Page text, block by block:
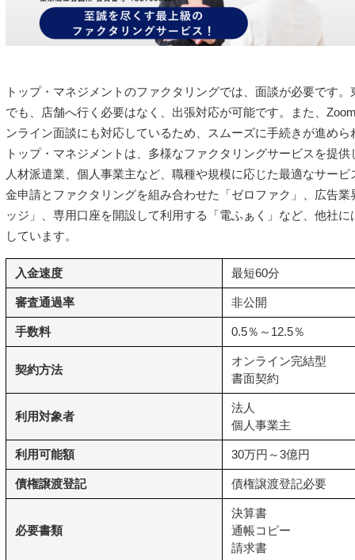
トップ・マネジメントのファクタリングでは、面談が必要です
でも、店舗へ行く必要はなく、出張対応が可能です。また、
ンライン面談にも対応しているため、スムーズに手続きが進めら
トップ・マネジメントは、多様なファクタリングサービスを提
人材派遣業、個人事業主など、職種や規模に応じた最適なサー
金申請とファクタリングを組み合わせた「ゼロファク」、広告
ッジ」、専用口座を開設して利用する「電ふぁく」など、他社
しています。
入金速度 最短60分
審査通過率 非公開
手数料 0.5％～12.5％
契約方法
オンライン完結型
書面契約
利用対象者
法人
個人事業主
利用可能額 30万円～3億円
債権譲渡登記 債権譲渡登記必要
必要書類
決算書
通帳コピー
請求書